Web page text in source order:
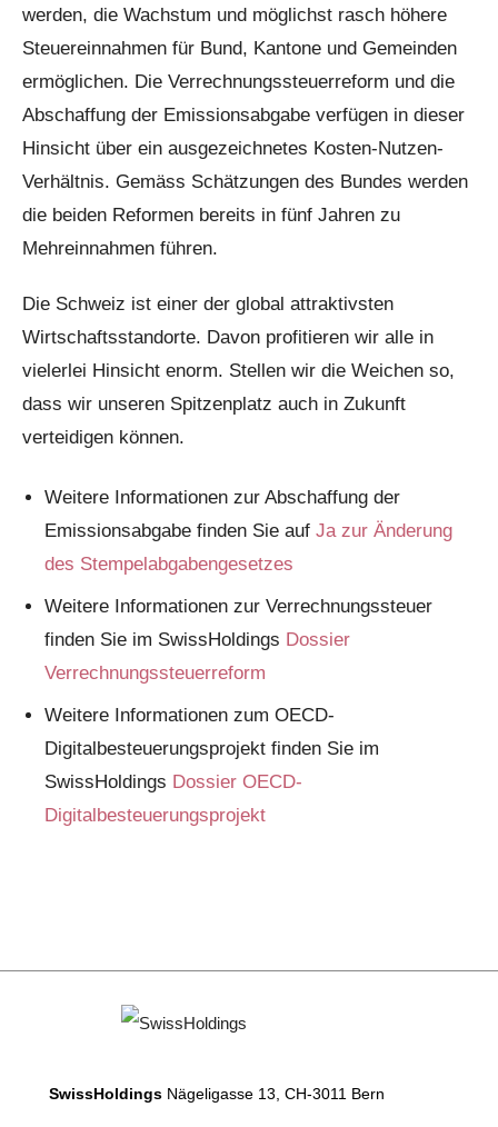
werden, die Wachstum und möglichst rasch höhere
Steuereinnahmen für Bund, Kantone und Gemeinden
ermöglichen. Die Verrechnungssteuerreform und die
Abschaffung der Emissionsabgabe verfügen in dieser
Hinsicht über ein ausgezeichnetes Kosten-Nutzen-
Verhältnis. Gemäss Schätzungen des Bundes werden
die beiden Reformen bereits in fünf Jahren zu
Mehreinnahmen führen.
Die Schweiz ist einer der global attraktivsten
Wirtschaftsstandorte. Davon profitieren wir alle in
vielerlei Hinsicht enorm. Stellen wir die Weichen so,
dass wir unseren Spitzenplatz auch in Zukunft
verteidigen können.
Weitere Informationen zur Abschaffung der
Emissionsabgabe finden Sie auf Ja zur Änderung
des Stempelabgabengesetzes
Weitere Informationen zur Verrechnungssteuer
finden Sie im SwissHoldings Dossier
Verrechnungssteuerreform
Weitere Informationen zum OECD-
Digitalbesteuerungsprojekt finden Sie im
SwissHoldings Dossier OECD-
Digitalbesteuerungsprojekt
SwissHoldings Nägeligasse 13, CH-3011 Bern